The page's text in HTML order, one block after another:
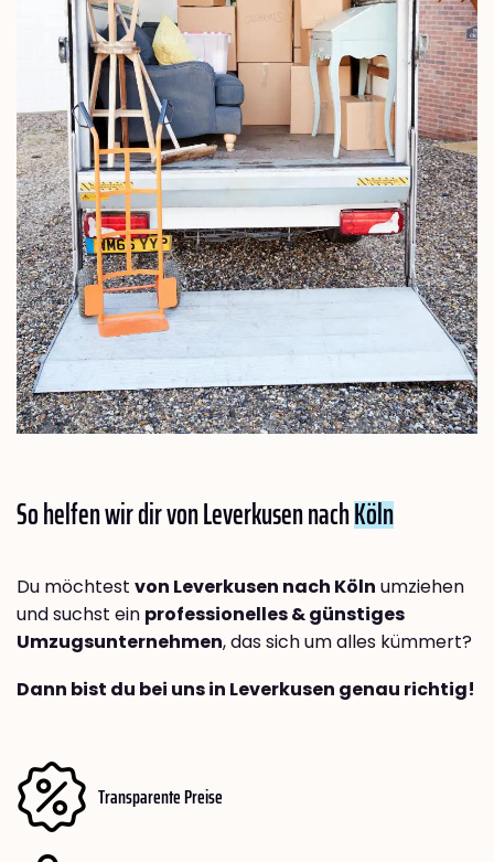
So helfen wir dir von Leverkusen nachKöln
Du möchtest von Leverkusen nach Köln umziehen
und suchst ein professionelles & günstiges
Umzugsunternehmen, das sich um alles kümmert?
Dann bist du bei uns in Leverkusen genau richtig!
Transparente Preise